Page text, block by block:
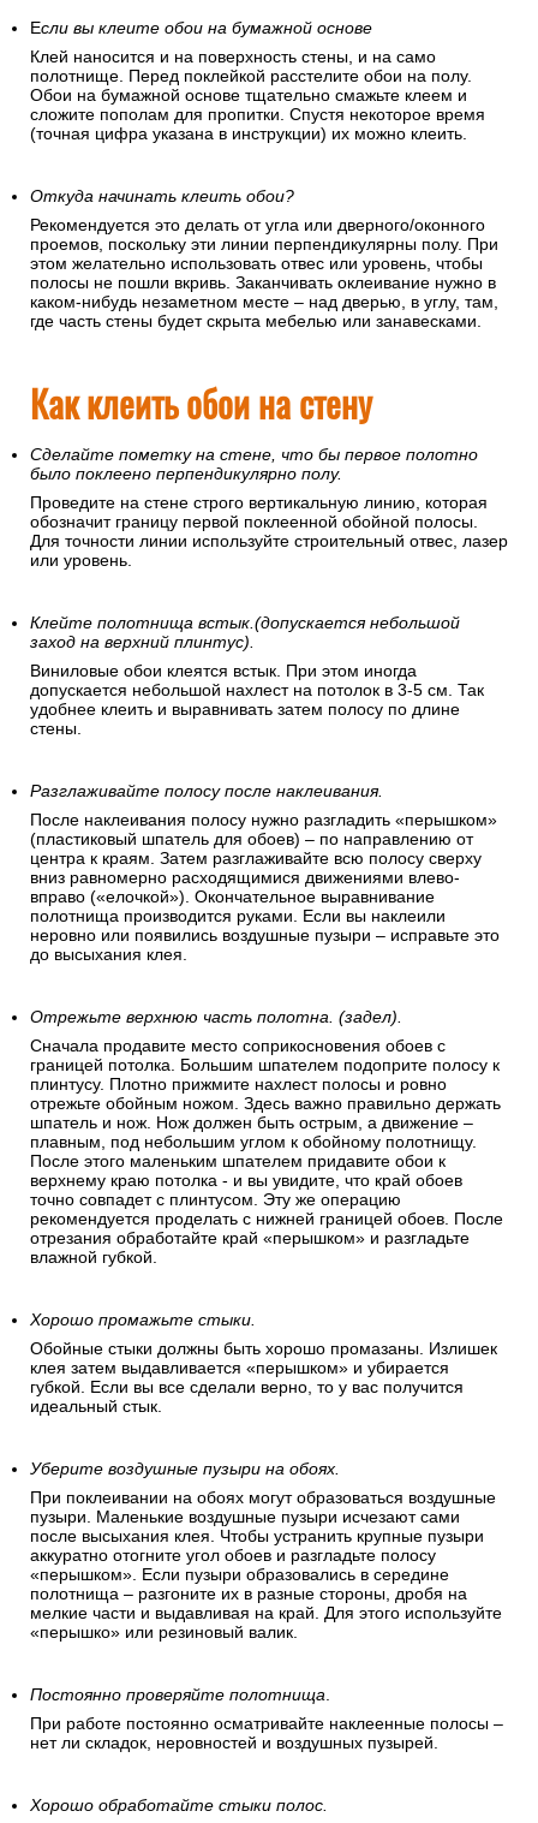
Если вы клеите обои на бумажной основе
Клей наносится и на поверхность стены, и на само
полотнище. Перед поклейкой расстелите обои на полу.
Обои на бумажной основе тщательно смажьте клеем и
сложите пополам для пропитки. Спустя некоторое время
(точная цифра указана в инструкции) их можно клеить.
Откуда начинать клеить обои?
Рекомендуется это делать от угла или дверного/оконного
проемов, поскольку эти линии перпендикулярны полу. При
этом желательно использовать отвес или уровень, чтобы
полосы не пошли вкривь. Заканчивать оклеивание нужно в
каком-нибудь незаметном месте – над дверью, в углу, там,
где часть стены будет скрыта мебелью или занавесками.
Как клеить обои на стену
Сделайте пометку на стене, что бы первое полотно
было поклеено перпендикулярно полу.
Проведите на стене строго вертикальную линию, которая
обозначит границу первой поклеенной обойной полосы.
Для точности линии используйте строительный отвес, лазер
или уровень.
Клейте полотнища встык.(допускается небольшой
заход на верхний плинтус).
Виниловые обои клеятся встык. При этом иногда
допускается небольшой нахлест на потолок в 3-5 см. Так
удобнее клеить и выравнивать затем полосу по длине
стены.
Разглаживайте полосу после наклеивания.
После наклеивания полосу нужно разгладить «перышком»
(пластиковый шпатель для обоев) – по направлению от
центра к краям. Затем разглаживайте всю полосу сверху
вниз равномерно расходящимися движениями влево-
вправо («елочкой»). Окончательное выравнивание
полотнища производится руками. Если вы наклеили
неровно или появились воздушные пузыри – исправьте это
до высыхания клея.
Отрежьте верхнюю часть полотна. (задел).
Сначала продавите место соприкосновения обоев с
границей потолка. Большим шпателем подоприте полосу к
плинтусу. Плотно прижмите нахлест полосы и ровно
отрежьте обойным ножом. Здесь важно правильно держать
шпатель и нож. Нож должен быть острым, а движение –
плавным, под небольшим углом к обойному полотнищу.
После этого маленьким шпателем придавите обои к
верхнему краю потолка - и вы увидите, что край обоев
точно совпадет с плинтусом. Эту же операцию
рекомендуется проделать с нижней границей обоев. После
отрезания обработайте край «перышком» и разгладьте
влажной губкой.
Хорошо промажьте стыки.
Обойные стыки должны быть хорошо промазаны. Излишек
клея затем выдавливается «перышком» и убирается
губкой. Если вы все сделали верно, то у вас получится
идеальный стык.
Уберите воздушные пузыри на обоях.
При поклеивании на обоях могут образоваться воздушные
пузыри. Маленькие воздушные пузыри исчезают сами
после высыхания клея. Чтобы устранить крупные пузыри
аккуратно отогните угол обоев и разгладьте полосу
«перышком». Если пузыри образовались в середине
полотнища – разгоните их в разные стороны, дробя на
мелкие части и выдавливая на край. Для этого используйте
«перышко» или резиновый валик.
Постоянно проверяйте полотнища.
При работе постоянно осматривайте наклеенные полосы –
нет ли складок, неровностей и воздушных пузырей.
Хорошо обработайте стыки полос.